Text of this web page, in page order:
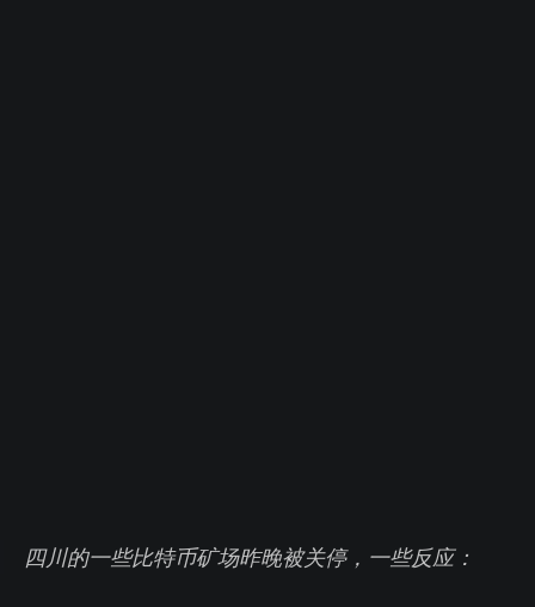
​四川的一些比特币矿场昨晚被关停，一些反应：